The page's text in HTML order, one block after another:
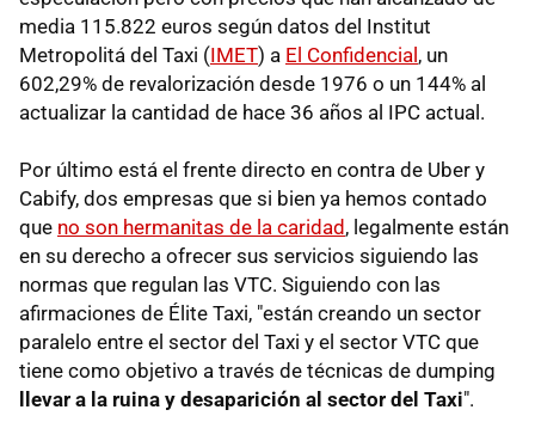
media 115.822 euros según datos del Institut
Metropolitá del Taxi (IMET) a El Confidencial, un
602,29% de revalorización desde 1976 o un 144% al
actualizar la cantidad de hace 36 años al IPC actual.
Por último está el frente directo en contra de Uber y
Cabify, dos empresas que si bien ya hemos contado
que no son hermanitas de la caridad, legalmente están
en su derecho a ofrecer sus servicios siguiendo las
normas que regulan las VTC. Siguiendo con las
afirmaciones de Élite Taxi, "están creando un sector
paralelo entre el sector del Taxi y el sector VTC que
tiene como objetivo a través de técnicas de dumping
llevar a la ruina y desaparición al sector del Taxi".